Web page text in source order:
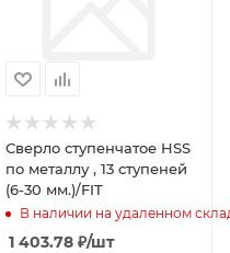
Сверло ступенчатое HSS
по металлу , 13 ступеней
(6-30 мм.)/FIT
В наличии на удаленном
1 403.78₽/шт